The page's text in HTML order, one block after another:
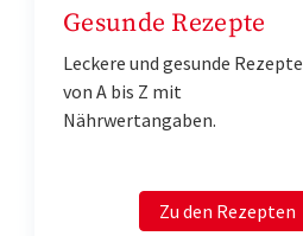
Gesunde Rezepte
Leckere und gesunde Rezepte
von A bis Z mit
Nährwertangaben.
Zu den Rezepten